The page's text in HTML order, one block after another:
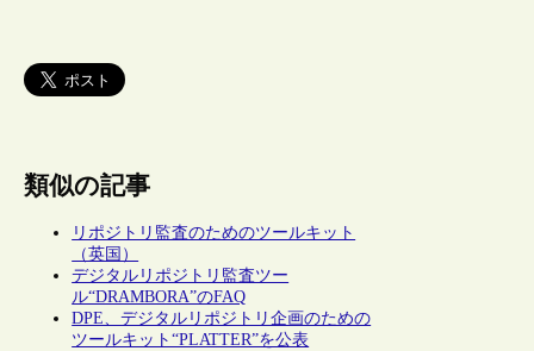
類似の記事
リポジトリ監査のためのツールキット
（英国）
デジタルリポジトリ監査ツー
ル“DRAMBORA”のFAQ
DPE、デジタルリポジトリ企画のための
ツールキット“PLATTER”を公表